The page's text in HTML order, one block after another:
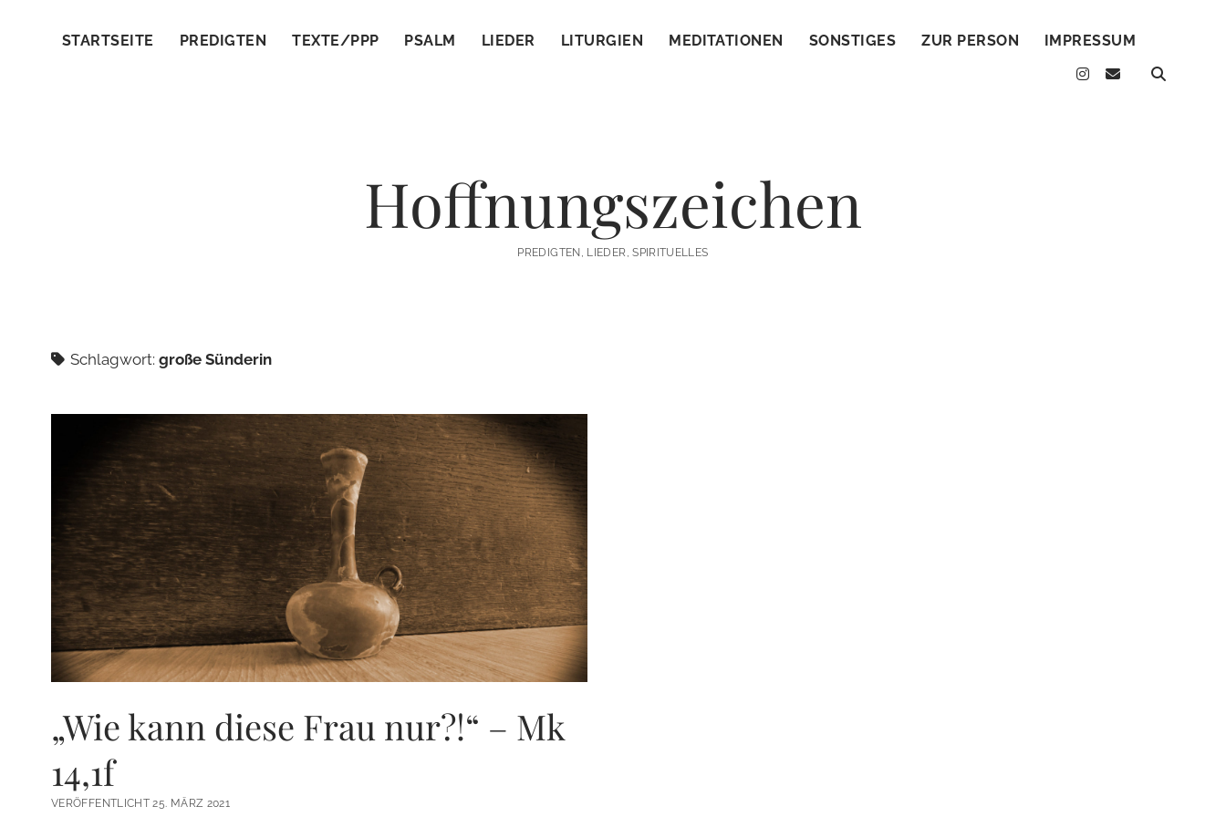
STARTSEITE PREDIGTEN TEXTE/PPP PSALM LIEDER LITURGIEN MEDITATIONEN SONSTIGES ZUR PERSON
IMPRESSUM
instagram
email
Hoffnungszeichen
PREDIGTEN, LIEDER, SPIRITUELLES
Schlagwort: große Sünderin
„Wie kann diese Frau nur?!“ – Mk
14,1f
VERÖFFENTLICHT 25. MÄRZ 2021